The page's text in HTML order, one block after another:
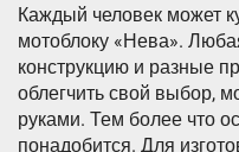
Каждый человек может
мотоблоку «Нева».
конструкцию и разные
облегчить свой выбор,
руками. Тем более что
понадобится. Для